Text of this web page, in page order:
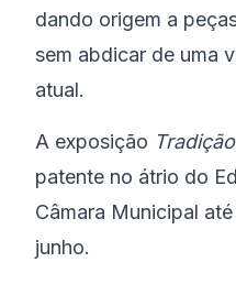
dando origem a
sem abdicar de uma
atual.
A exposição
patente no átrio do
Câmara Municipal
junho.